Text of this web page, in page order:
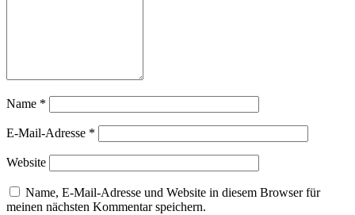
Name *
E-Mail-Adresse *
Website
Name, E-Mail-Adresse und Website in diesem Browser für
meinen nächsten Kommentar speichern.